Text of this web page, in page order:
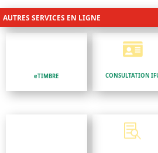
AUTRES SERVICES EN LIGNE
eTIMBRE

CONSULTATION
